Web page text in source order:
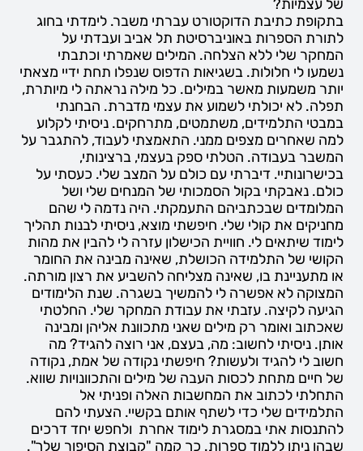
של עצמיות?
בתקופת כתיבת הדוקטורט עברתי משבר. לימדתי בחוג
לתורת הספרות באוניברסיטת תל אביב ועבדתי על
המחקר שלי ללא הצלחה. המילים שאמרתי וכתבתי
נשמעו לי חלולות. בשגיאות הדפוס שנפלו תחת ידיי מצאתי
יותר משמעות מאשר במילים. כל מילה נראתה לי מיותרת,
תפלה. לא יכולתי לשמוע את עצמי מדברת. הבחנתי
במבטי התלמידים, משתמטים, מתרחקים. ניסיתי לקלוע
למה שאחרים מצפים ממני. התאמצתי לעבוד, להתגבר על
המשבר בעבודה. הטלתי ספק בעצמי, ברצינותי,
בכישרונותיי. דיברתי עם כולם על המצב שלי. כעסתי על
כולם. נאבקתי בקול הסמכותי של המנחים שלי ושל
המלומדים שבכתביהם התעמקתי. היה נדמה לי שהם
מחניקים את קולי שלי. חיפשתי מוצא, ניסיתי לבנות תהליך
לימוד שיתאים לי. חוויית הכישלון עזרה לי להבין את מהות
הקושי של התלמידה הכושלת, שאינה מבינה את החומר
או מתעניינת בו, שאינה מצליחה להשביע את רצון מורתה.
המצוקה לא אפשרה לי להמשיך בשגרה. שנת הלימודים
הגיעה לקיצה. עזבתי את עבודת המחקר שלי. החלטתי
שאכתוב ואומר רק מילים שאני מתכוונת אליהן ומבינה
אותן. ניסיתי לחשוב: מה, בעצם, אני רוצה להגיד? מה
חשוב לי להגיד ולעשות? חיפשתי נקודה של אמת, נקודה
של חיים מתחת לכסות העבה של מילים והתכוונויות שווא.
התחלתי לכתוב את המחשבות האלה ופניתי אל
התלמידים שלי כדי לשתף אותם בקשיי. הצעתי להם
להתנסות אתי במסגרת לימוד אחרת ולחפש יחד דרכים
שבהן ניתן ללמוד ספרות. כך קמה "קבוצת הסיפור שלך".